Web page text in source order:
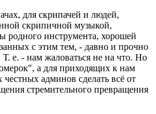
для скрипачей и людей,
скрипичной музыкой,
родного инструмента, хорошей
с этим тем, - давно и прочно
Т. е. - нам жаловаться не на что. Но
а для приходящих к нам
админов сделать всё от
стремительного превращения